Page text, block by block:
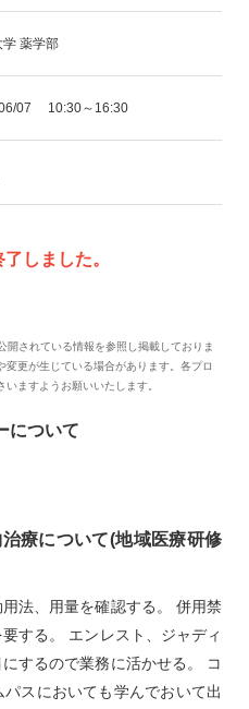
学 薬学部
07 10:30～16:30
しました。
されている情報を参照し掲載しておりま
更が生じている場合があります。各プロ
ますようお願いいたします。
について
療について(地域医療研修
法、用量を確認する。 併用禁
する。 エンレスト、ジャディ
するので業務に活かせる。 コ
スにおいても学んでおいて出